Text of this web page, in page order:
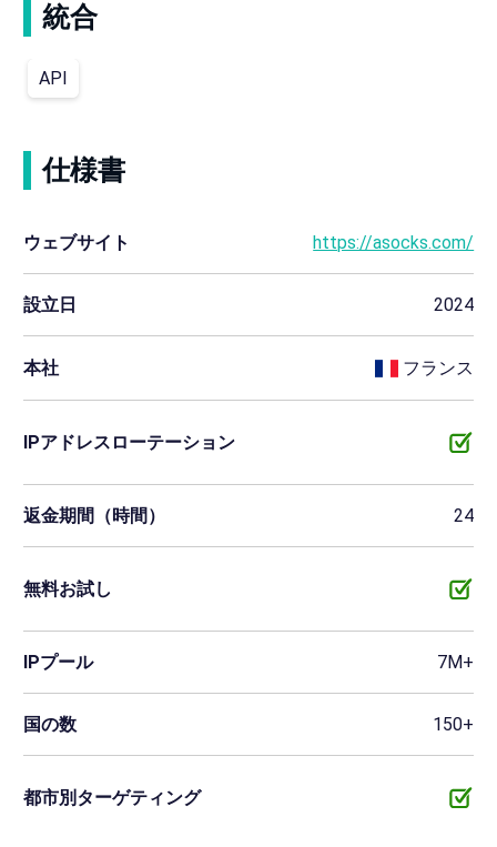
統合
API
仕様書
ウェブサイト https://asocks.com/
設立日 2024
本社 フランス
IPアドレスローテーション
返金期間（時間） 24
無料お試し
IPプール 7M+
国の数 150+
都市別ターゲティング